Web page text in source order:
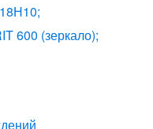
600 (зеркало);